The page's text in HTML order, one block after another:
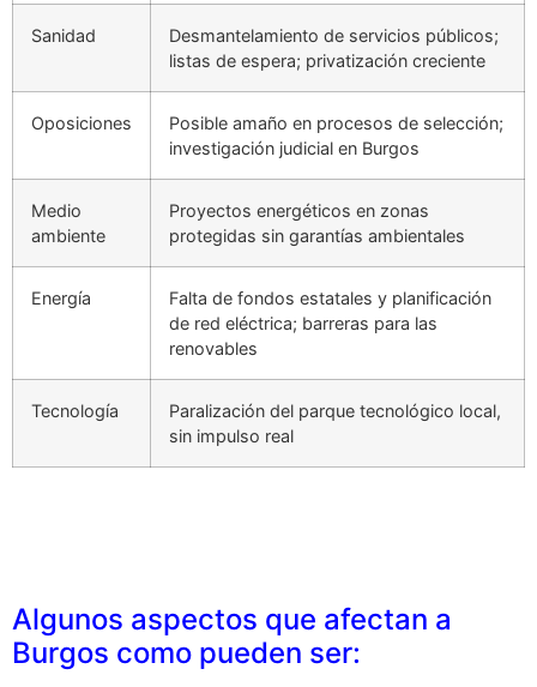
Sanidad
Desmantelamiento de servicios públicos;
listas de espera; privatización creciente
Oposiciones
Posible amaño en procesos de selección;
investigación judicial en Burgos
Medio
ambiente
Proyectos energéticos en zonas
protegidas sin garantías ambientales
Energía
Falta de fondos estatales y planificación
de red eléctrica; barreras para las
renovables
Tecnología
Paralización del parque tecnológico local,
sin impulso real
Algunos aspectos que afectan a
Burgos como pueden ser: